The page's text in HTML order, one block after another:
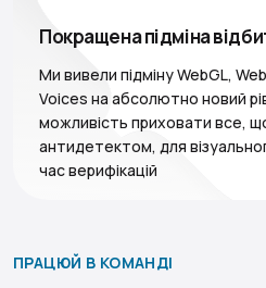
Покращена підміна
Ми вивели підміну WebGL,
Voices на абсолютно новий
можливість приховати все,
антидетектом, для
час верифікацій
ПРАЦЮЙ В КОМАНДІ